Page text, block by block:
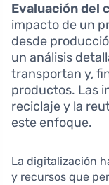
Evaluación del
impacto de un
desde
un análisis
transportan y,
productos. Las
reciclaje y la
este enfoque.
La digitalización
y recursos que